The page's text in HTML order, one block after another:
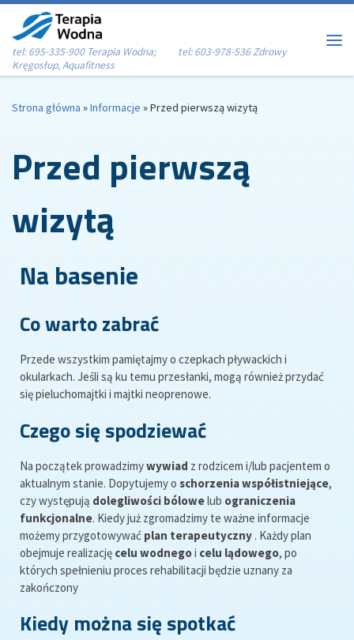
Przejdź do treści
tel: 695-335-900 Terapia Wodna; tel: 603-978-536 Zdrowy
Kręgosłup, Aquafitness
Strona główna »Informacje »Przed pierwszą wizytą
Przed pierwszą
wizytą
Na basenie
Co warto zabrać
Przede wszystkim pamiętajmy o czepkach pływackich i
okularkach. Jeśli są ku temu przesłanki, mogą również przydać
się pieluchomajtki i majtki neoprenowe.
Czego się spodziewać
Na początek prowadzimywywiad z rodzicem i/lub pacjentem o
aktualnym stanie. Dopytujemy o schorzenia współistniejące,
czy występują dolegliwości bólowelub ograniczenia
funkcjonalne. Kiedy już zgromadzimy te ważne informacje
możemy przygotowywać plan terapeutyczny . Każdy plan
obejmuje realizację celu wodnegoi celu lądowego, po
których spełnieniu proces rehabilitacji będzie uznany za
zakończony
Kiedy można się spotkać